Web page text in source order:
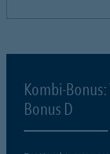
Kombi-
Bonus D